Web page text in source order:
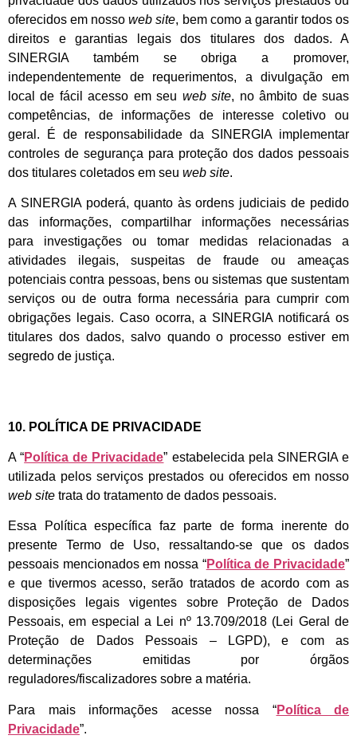
oferecidos em nossoweb site, bem como a garantir todos os
direitos e garantias legais dos titulares dos dados. A
SINERGIA também se obriga a promover,
independentemente de requerimentos, a divulgação em
local de fácil acesso em seu web site, no âmbito de suas
competências, de informações de interesse coletivo ou
geral. É de responsabilidade da SINERGIA implementar
controles de segurança para proteção dos dados pessoais
dos titulares coletados em seu web site.
A SINERGIA poderá, quanto às ordens judiciais de pedido
das informações, compartilhar informações necessárias
para investigações ou tomar medidas relacionadas a
atividades ilegais, suspeitas de fraude ou ameaças
potenciais contra pessoas, bens ou sistemas que sustentam
serviços ou de outra forma necessária para cumprir com
obrigações legais. Caso ocorra, a SINERGIA notificará os
titulares dos dados, salvo quando o processo estiver em
segredo de justiça.
10. POLÍTICA DE PRIVACIDADE
A “Política de Privacidade” estabelecida pela SINERGIA e
utilizada pelos serviços prestados ou oferecidos em nosso
web site trata do tratamento de dados pessoais.
Essa Política específica faz parte de forma inerente do
presente Termo de Uso, ressaltando-se que os dados
pessoais mencionados em nossa “Política de Privacidade”
e que tivermos acesso, serão tratados de acordo com as
disposições legais vigentes sobre Proteção de Dados
Pessoais, em especial a Lei nº 13.709/2018 (Lei Geral de
Proteção de Dados Pessoais – LGPD), e com as
determinações emitidas por órgãos
reguladores/fiscalizadores sobre a matéria.
Para mais informações acesse nossa “Política de
Privacidade”.